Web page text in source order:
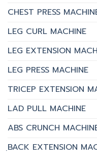
CHEST PRESS
LEG CURL MACHINE
LEG EXTENSION
LEG PRESS MACHINE
TRICEP EXTENSION
LAD PULL MACHINE
ABS CRUNCH
BACK EXTENSION